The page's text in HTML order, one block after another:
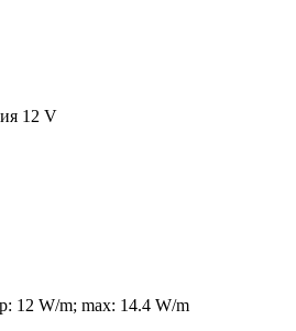
12 V
12 W/m; max: 14.4 W/m